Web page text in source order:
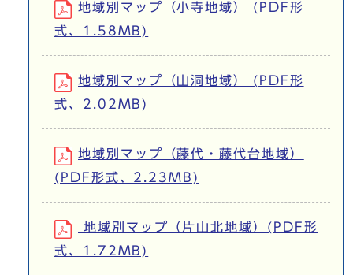
地域別マップ（小寺地域） (PDF形
式、1.58MB)
地域別マップ（山洞地域） (PDF形
式、2.02MB)
地域別マップ（藤代・藤代台地域）
(PDF形式、2.23MB)
地域別マップ（片山北地域）(PDF形
式、1.72MB)